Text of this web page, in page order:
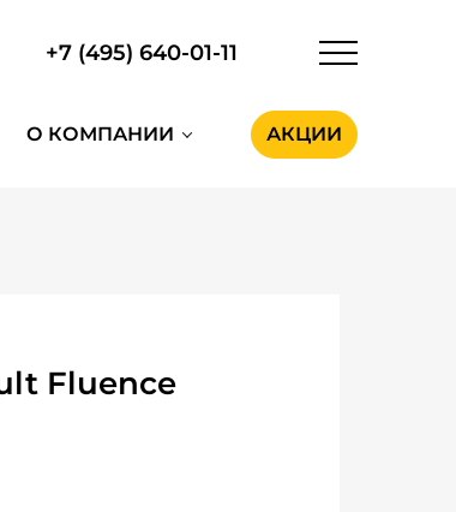
+7 (495) 640-01-11
О КОМПАНИИ АКЦИИ
Fluence